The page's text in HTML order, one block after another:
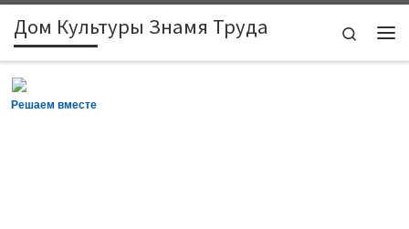
Skip to content
Дом Культуры Знамя Труда
Search
Решаем вместе